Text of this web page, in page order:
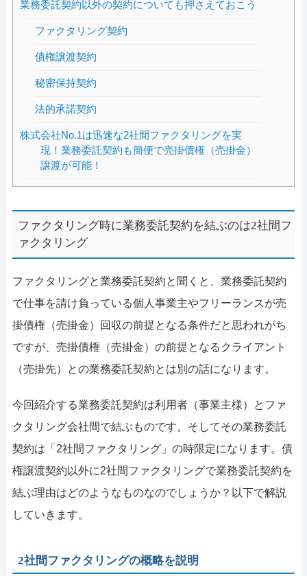
業務委託契約以外の契約についても押さえておこう
ファクタリング契約
債権譲渡契約
秘密保持契約
法的承諾契約
株式会社No.1は迅速な2社間ファクタリングを実
現！業務委託契約も簡便で売掛債権（売掛金）
譲渡が可能！
ファクタリング時に業務委託契約を結ぶのは2社間フ
ァクタリング
ファクタリングと業務委託契約と聞くと、業務委託契約
で仕事を請け負っている個人事業主やフリーランスが売
掛債権（売掛金）回収の前提となる条件だと思われがち
ですが、売掛債権（売掛金）の前提となるクライアント
（売掛先）との業務委託契約とは別の話になります。
今回紹介する業務委託契約は利用者（事業主様）とファ
クタリング会社間で結ぶものです。そしてその業務委託
契約は「2社間ファクタリング」の時限定になります。債
権譲渡契約以外に2社間ファクタリングで業務委託契約を
結ぶ理由はどのようなものなのでしょうか？以下で解説
していきます。
2社間ファクタリングの概略を説明